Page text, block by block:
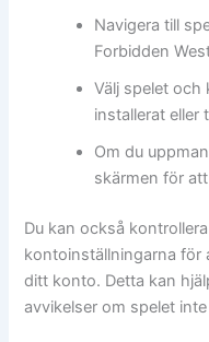
Navigera till
Forbidden
Välj spelet och
installerat eller
Om du
skärmen för
Du kan också
kontoinställningarna för
ditt konto. Detta kan
avvikelser om spelet